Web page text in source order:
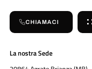
CHIAMACI
La nostra Sede